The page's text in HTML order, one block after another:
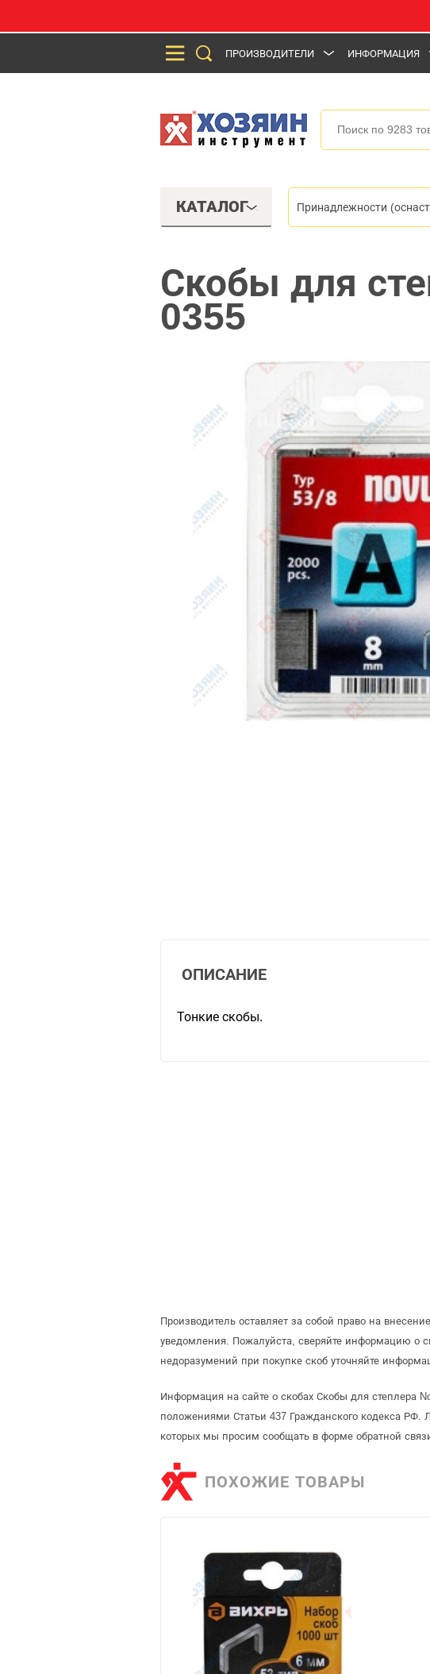
ПРОИЗВОДИТЕЛИ ИНФОРМАЦИЯ
КАТАЛОГ Принадлежности
Скобы для
0355
ОПИСАНИЕ
Тонкие скобы.
Производитель оставляет за собой право на
уведомления. Пожалуйста, сверяйте информацию о
недоразумений при покупке скоб уточняйте
Информация на сайте о скобах Скобы для степлера
положениями Статьи 437 Гражданского кодекса РФ.
которых мы просим сообщать в форме обратной
ПОХОЖИЕ ТОВАРЫ